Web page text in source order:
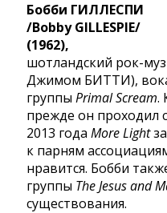
Бобби ГИЛЛЕСПИ
/Bobby GILLESPIE/
(1962),
шотландский рок-
Джимом БИТТИ),
группы Primal Scream.
прежде он проходил
2013 года More Light
к парням
нравится. Бобби
группы The Jesus and
существования.